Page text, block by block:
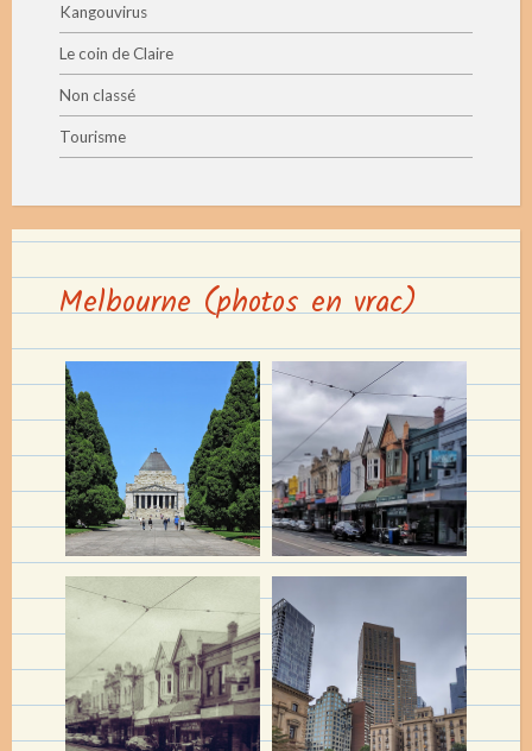
Kangouvirus
Le coin de Claire
Non classé
Tourisme
Melbourne (photos en vrac)